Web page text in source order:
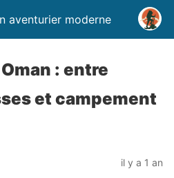
aventurier moderne
: entre
et campement
il y a 1 an